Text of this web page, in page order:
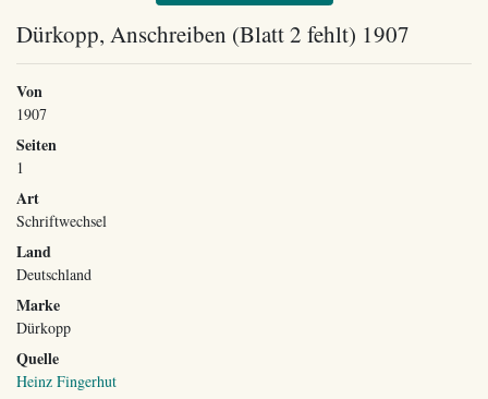
Dürkopp, Anschreiben (Blatt 2 fehlt) 1907
Von
1907
Seiten
1
Art
Schriftwechsel
Land
Deutschland
Marke
Dürkopp
Quelle
Heinz Fingerhut